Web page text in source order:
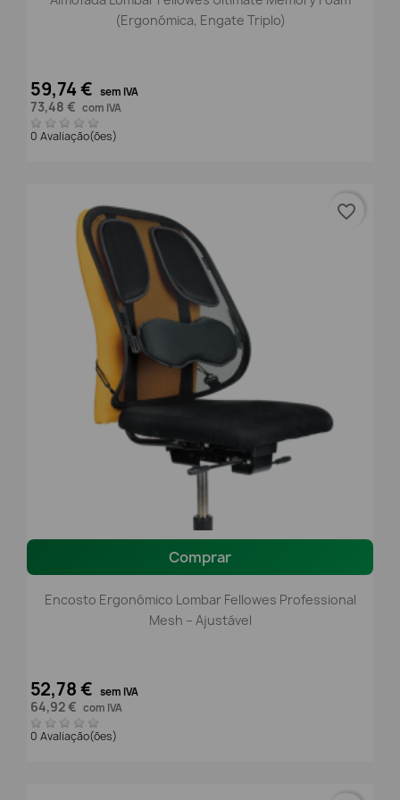
(Ergonómica, Engate Triplo)
59,74 € sem IVA
73,48 € com IVA
0 Avaliação(ões)
Comprar
Encosto Ergonómico Lombar Fellowes Professional
Mesh – Ajustável
52,78 € sem IVA
64,92 € com IVA
0 Avaliação(ões)
favorite_border